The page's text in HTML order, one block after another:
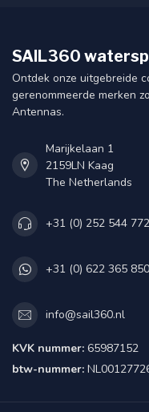
SAIL360
Ontdek onze uitgebreide
gerenommeerde merken
Antennas.
Marijkelaan 1
2159LN Kaag
The Netherlands
+31 (0) 252 544 772
+31 (0) 622 365 850
info@sail360.nl
KVK nummer: 65987152
btw-nummer: